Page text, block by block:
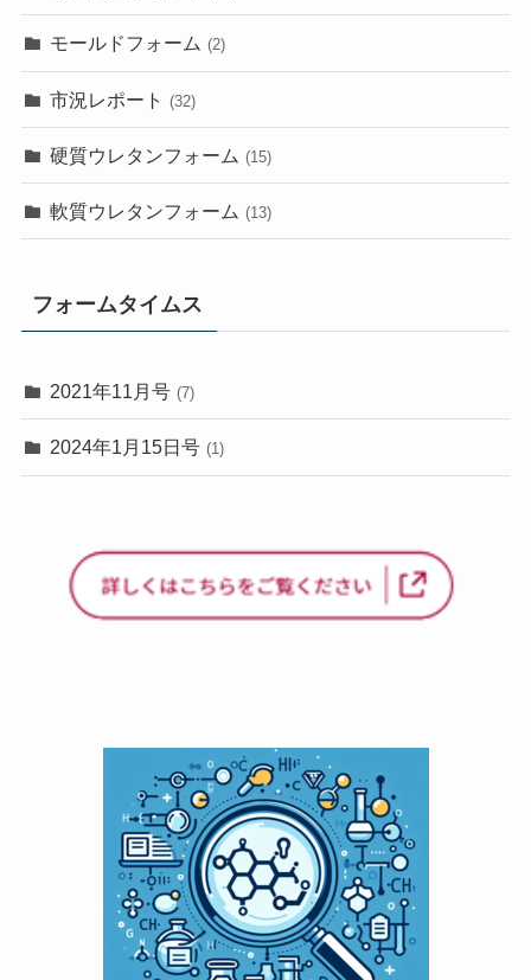
モールドフォーム (2)
市況レポート (32)
硬質ウレタンフォーム (15)
軟質ウレタンフォーム (13)
フォームタイムス
2021年11月号 (7)
2024年1月15日号 (1)